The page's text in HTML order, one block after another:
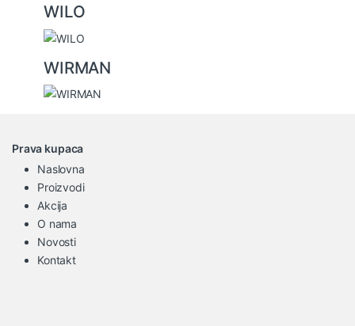
WILO
WIRMAN
Prava kupaca
Naslovna
Proizvodi
Akcija
O nama
Novosti
Kontakt